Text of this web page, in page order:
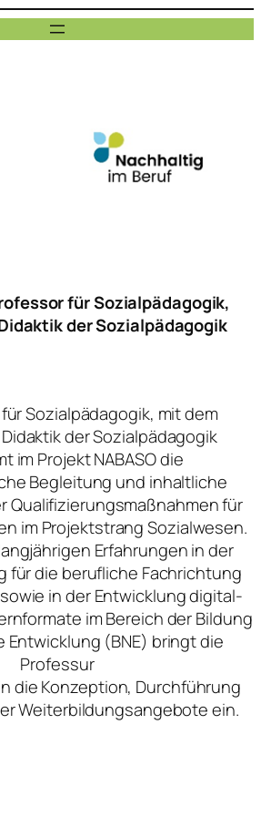
für Sozialpädagogik,
der Sozialpädagogik
Sozialpädagogik, mit dem
der Sozialpädagogik
im Projekt NABASO die
Begleitung und inhaltliche
Qualifizierungsmaßnahmen für
im Projektstrang Sozialwesen.
Erfahrungen in der
für die berufliche Fachrichtung
in der Entwicklung digital-
im Bereich der Bildung
Entwicklung (BNE) bringt die
Professur
die Konzeption, Durchführung
Weiterbildungsangebote ein.